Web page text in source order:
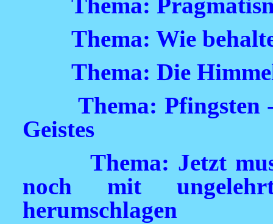
Thema: Wie
Thema: Die
Thema: Pfingsten
Geistes
Thema: Jetzt
noch mit
herumschlagen